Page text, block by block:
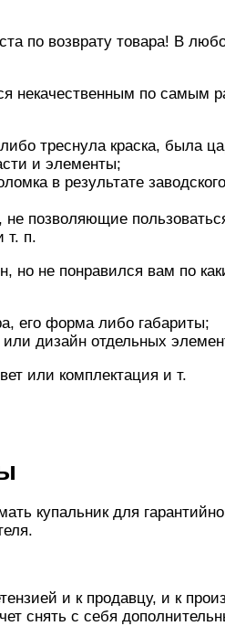
по возврату товара! В
некачественным по самым
треснула краска, была
и элементы;
в результате
не позволяющие
т. п.
но не понравился вам по
его форма либо габариты;
или дизайн отдельных
или комплектация и т.
купальник для
и к продавцу, и к
снять с себя